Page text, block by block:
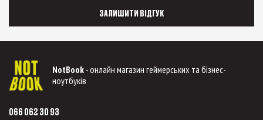
ЗАЛИШИТИ ВІДГУК
NotBook - онлайн магазин геймерських та бізнес-
ноутбуків
066 062 30 93